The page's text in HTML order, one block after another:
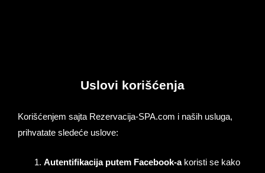
Uslovi korišćenja
Korišćenjem sajta Rezervacija-SPA.com i naših usluga,
prihvatate sledeće uslove:
Autentifikacija putem Facebook-akoristi se kako